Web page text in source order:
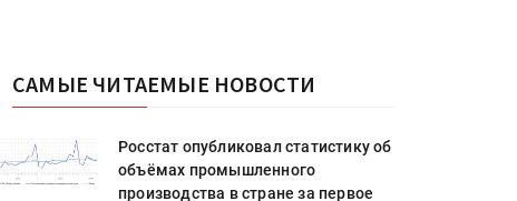
САМЫЕ ЧИТАЕМЫЕ НОВОСТИ
Росстат опубликовал статистику об
объёмах промышленного
производства в стране за первое